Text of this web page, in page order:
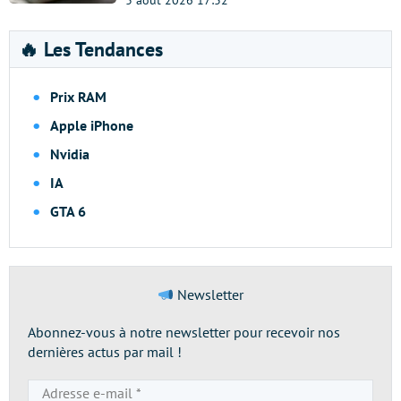
🔥 Les Tendances
Prix RAM
Apple iPhone
Nvidia
IA
GTA 6
Newsletter
Abonnez-vous à notre newsletter pour recevoir nos
dernières actus par mail !